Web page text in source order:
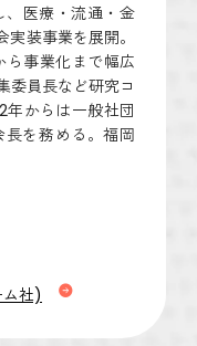
、医療・流通・金
装事業を展開。
事業化まで幅広
委員長など研究コ
年からは一般社団
長を務める。福岡
ム社)